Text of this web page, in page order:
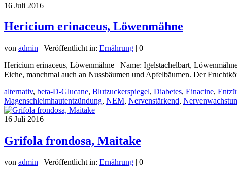
16 Juli 2016
Hericium erinaceus, Löwenmähne
von admin | Veröffentlicht in: Ernährung | 0
Hericium erinaceus, Löwenmähne Name: Igelstachelbart,
Eiche, manchmal auch an Nussbäumen und Apfelbäumen. Der
alternativ, beta-D-Glucane, Blutzuckerspiegel, Diabetes, Einacine,
Magenschleimhautentzündung, NEM, Nervenstärkend,
16 Juli 2016
Grifola frondosa, Maitake
von admin | Veröffentlicht in: Ernährung | 0